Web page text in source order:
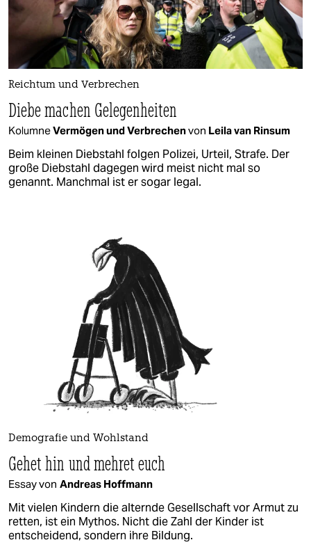
Reichtum und Verbrechen
Diebe machen Gelegenheiten
KolumneVermögen und Verbrechenvon Leila van Rinsum
Beim kleinen Diebstahl folgen Polizei, Urteil, Strafe. Der
große Diebstahl dagegen wird meist nicht mal so
genannt. Manchmal ist er sogar legal.
Demografie und Wohlstand
Gehet hin und mehret euch
Essay von Andreas Hoffmann
Mit vielen Kindern die alternde Gesellschaft vor Armut zu
retten, ist ein Mythos. Nicht die Zahl der Kinder ist
entscheidend, sondern ihre Bildung.